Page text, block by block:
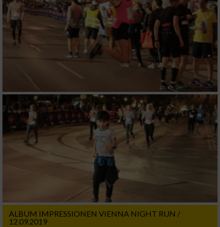
ALBUM IMPRESSIONEN VIENNA NIGHT RUN /
12.09.2019